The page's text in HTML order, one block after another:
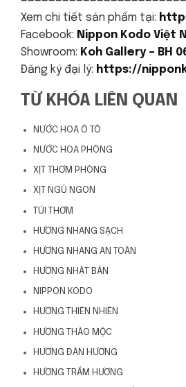
Xem chi tiết sản phẩm tại:
Facebook: Nippon Kodo Việt
Showroom: Koh Gallery – BH
Đăng ký đại lý: https://
TỪ KHÓA LIÊN QUAN
NƯỚC HOA Ô TÔ
NƯỚC HOA PHÒNG
XỊT THƠM PHÒNG
XỊT NGỦ NGON
TÚI THƠM
HƯƠNG NHANG SẠCH
HƯƠNG NHANG AN TOÀN
HƯƠNG NHẬT BẢN
NIPPON KODO
HƯƠNG THIÊN NHIÊN
HƯƠNG THẢO MỘC
HƯƠNG ĐÀN HƯƠNG
HƯƠNG TRẦM HƯƠNG